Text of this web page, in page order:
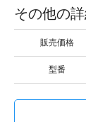
その他の
販売価格
型番